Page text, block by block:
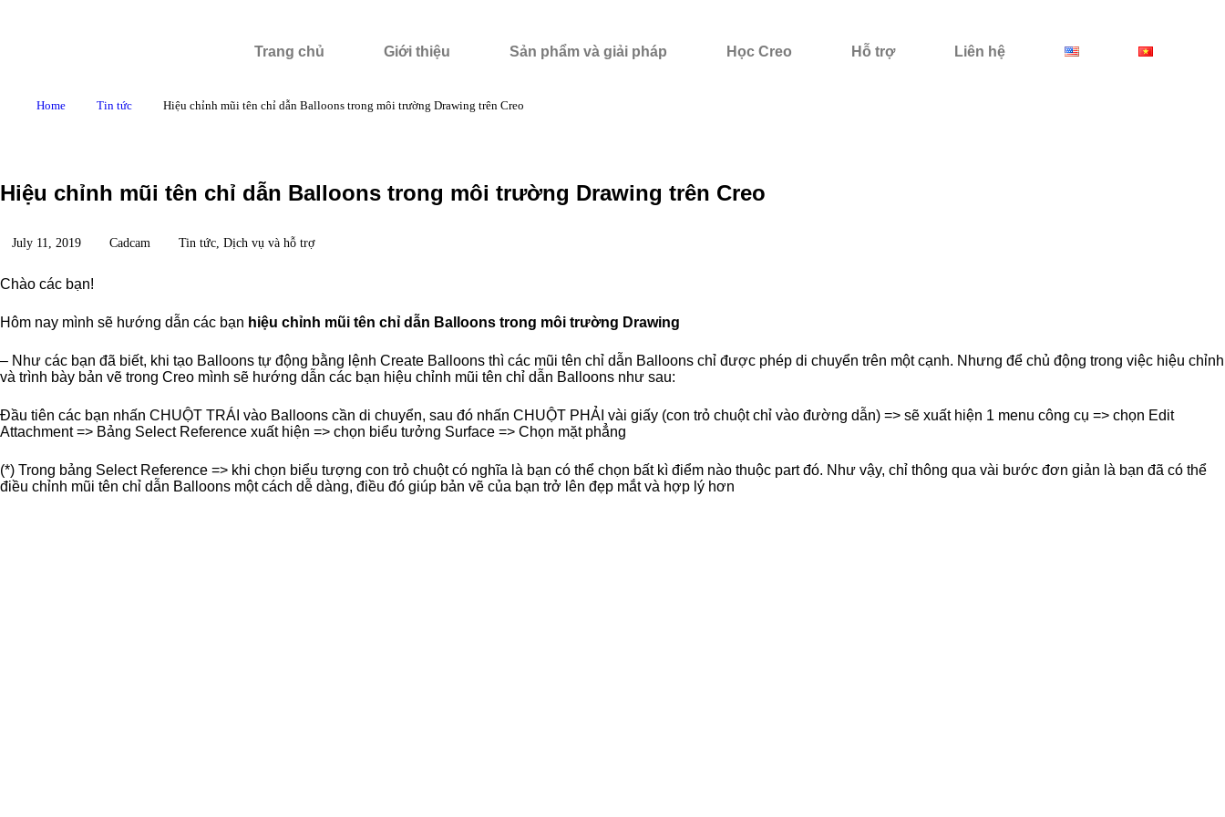
Trang chủ Giới thiệu Sản phẩm và giải pháp Học Creo Hỗ trợ Liên hệ
Home Tin tức Hiệu chỉnh mũi tên chỉ dẫn Balloons trong môi trường Drawing trên Creo
Hiệu chỉnh mũi tên chỉ dẫn Balloons trong môi trường Drawing trên Creo
July 11, 2019 Cadcam Tin tức Dịch vụ và hỗ trợ
Chào các bạn!
Hôm nay mình sẽ hướng dẫn các bạn hiệu chỉnh mũi tên chỉ dẫn Balloons trong môi trường Drawing
– Như các bạn đã biết, khi tạo Balloons tự động bằng lệnh Create Balloons thì các mũi tên chỉ dẫn Balloons chỉ được phép di chuyển trên một cạnh. Nhưng để chủ động trong việc hiệu chỉnh
và trình bày bản vẽ trong Creo mình sẽ hướng dẫn các bạn hiệu chỉnh mũi tên chỉ dẫn Balloons như sau:
Đầu tiên các bạn nhấn CHUỘT TRÁI vào Balloons cần di chuyển, sau đó nhấn CHUỘT PHẢI vài giấy (con trỏ chuột chỉ vào đường dẫn) => sẽ xuất hiện 1 menu công cụ => chọn Edit
Attachment => Bảng Select Reference xuất hiện => chọn biểu tưởng Surface => Chọn mặt phẳng
(*) Trong bảng Select Reference => khi chọn biểu tượng con trỏ chuột có nghĩa là bạn có thể chọn bất kì điểm nào thuộc part đó. Như vậy, chỉ thông qua vài bước đơn giản là bạn đã có thể
điều chỉnh mũi tên chỉ dẫn Balloons một cách dễ dàng, điều đó giúp bản vẽ của bạn trở lên đẹp mắt và hợp lý hơn